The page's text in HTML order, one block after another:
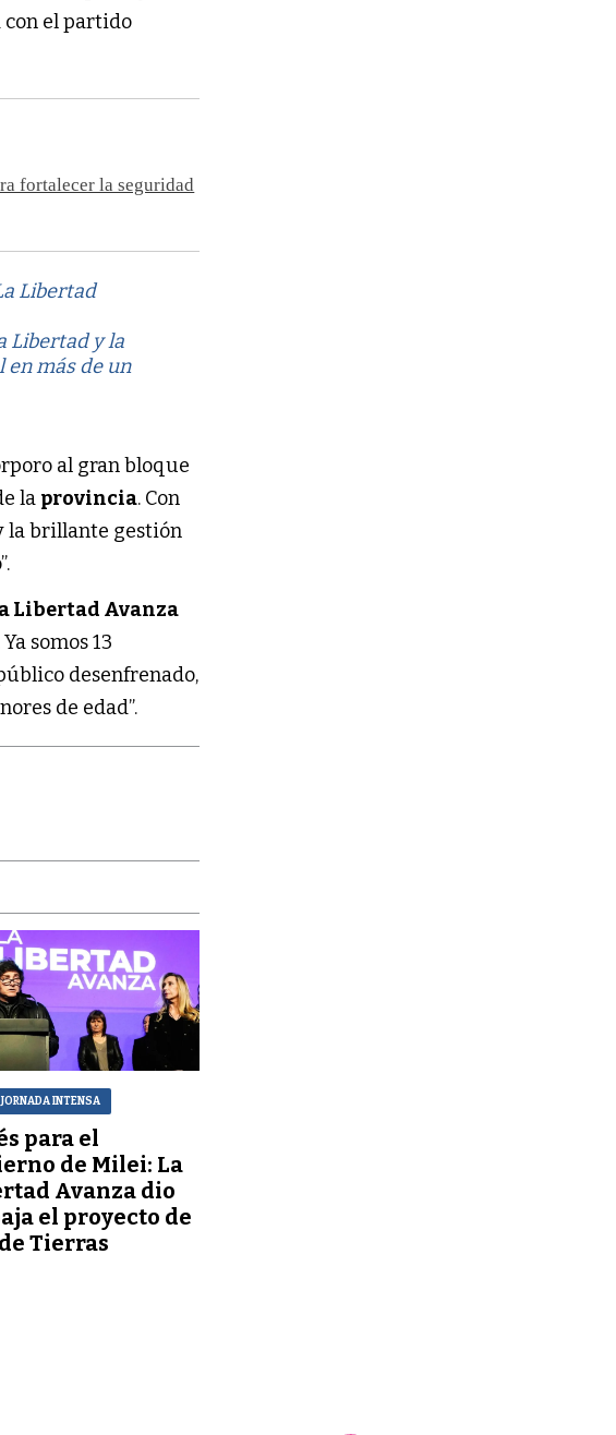
el partido
fortalecer la seguridad
Libertad
Libertad y la
más de un
al gran bloque
la provincia. Con
la brillante gestión
Libertad Avanza
Ya somos 13
desenfrenado,
de edad”.
| JORNADA INTENSA
para el
de Milei: La
Avanza dio
el proyecto de
Tierras